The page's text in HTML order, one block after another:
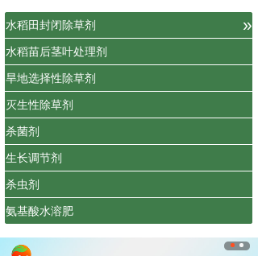
水稻田封闭除草剂 »
水稻苗后茎叶处理剂
旱地选择性除草剂
灭生性除草剂
杀菌剂
生长调节剂
杀虫剂
氨基酸水溶肥